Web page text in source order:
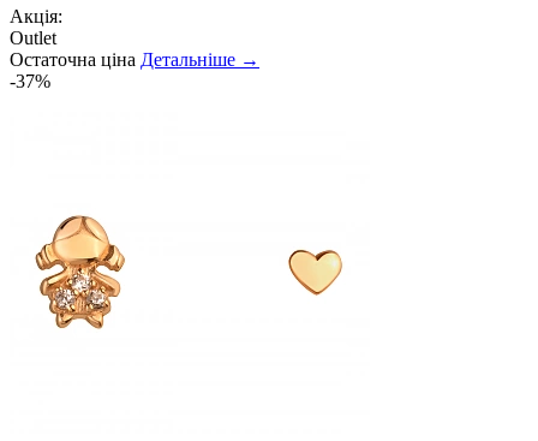
Акція:
Outlet
Остаточна ціна Детальніше →
-37%